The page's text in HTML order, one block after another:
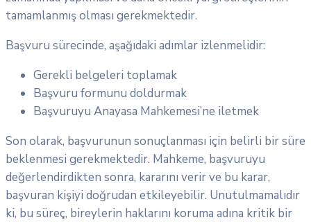
tamamlanmış olması gerekmektedir.
Başvuru sürecinde, aşağıdaki adımlar izlenmelidir:
Gerekli belgeleri toplamak
Başvuru formunu doldurmak
Başvuruyu Anayasa Mahkemesi’ne iletmek
Son olarak, başvurunun sonuçlanması için belirli bir süre
beklenmesi gerekmektedir. Mahkeme, başvuruyu
değerlendirdikten sonra, kararını verir ve bu karar,
başvuran kişiyi doğrudan etkileyebilir. Unutulmamalıdır
ki, bu süreç, bireylerin haklarını koruma adına kritik bir